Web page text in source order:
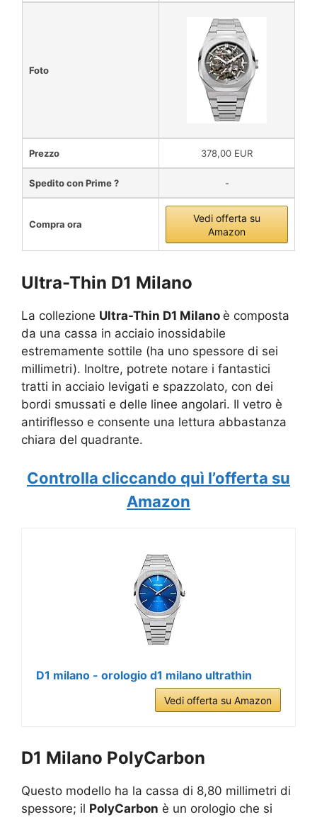
Foto
Prezzo 378,00 EUR
Spedito con Prime ? -
Compra ora
Vedi offerta su
Amazon
Ultra-Thin D1 Milano
La collezione Ultra-Thin D1 Milano è composta
da una cassa in acciaio inossidabile
estremamente sottile (ha uno spessore di sei
millimetri). Inoltre, potrete notare i fantastici
tratti in acciaio levigati e spazzolato, con dei
bordi smussati e delle linee angolari. Il vetro è
antiriflesso e consente una lettura abbastanza
chiara del quadrante.
Controlla cliccando quì l’offerta su
Amazon
D1 milano - orologio d1 milano ultrathin
Vedi offerta su Amazon
D1 Milano PolyCarbon
Questo modello ha la cassa di 8,80 millimetri di
spessore; il PolyCarbon è un orologio che si